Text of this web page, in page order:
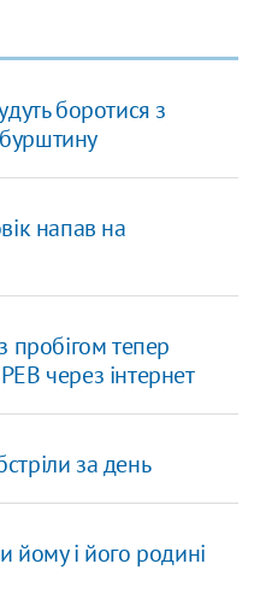
боротися з
напав на
пробігом тепер
через інтернет
за день
йому і його родині